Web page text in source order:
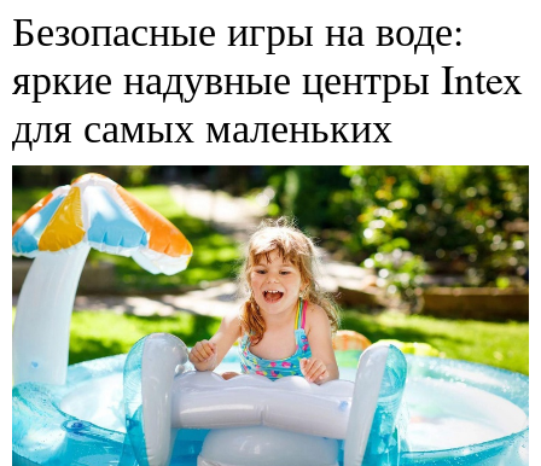
Безопасные игры на воде:
яркие надувные центры Intex
для самых маленьких